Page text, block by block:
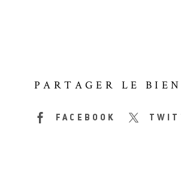
PARTAGER LE BIEN
FACEBOOK